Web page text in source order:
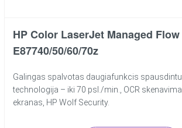
HP Color LaserJet Managed Flow
E87740/50/60/70z
Galingas spalvotas daugiafunkcis
technologija – iki 70 psl./min., OCR
ekranas, HP Wolf Security.